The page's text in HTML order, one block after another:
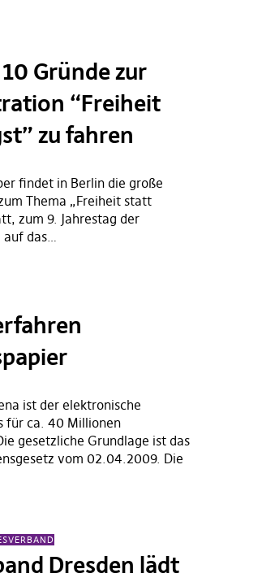
Gründe zur
“Freiheit
zu fahren
findet in Berlin die große
Thema „Freiheit statt
zum 9. Jahrestag der
auf das…
ist der elektronische
für ca. 40 Millionen
gesetzliche Grundlage ist das
vom 02.04.2009. Die
Dresden lädt